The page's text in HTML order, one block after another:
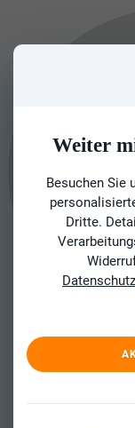
Weiter
Besuchen Sie
Dritte.